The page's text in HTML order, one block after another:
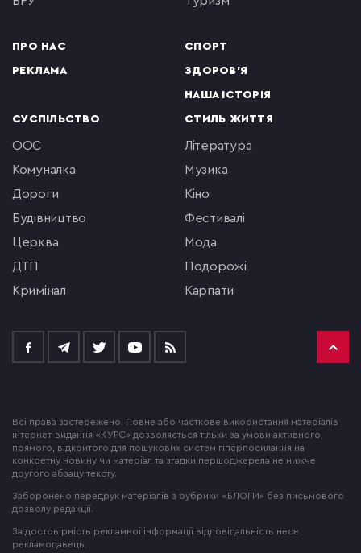
ПРО НАС
РЕКЛАМА
СПОРТ
ЗДОРОВ'Я
НАША ІСТОРІЯ
СУСПІЛЬСТВО
ООС
комуналка
Дороги
будівництво
церква
ДТП
кримінал
СТИЛЬ ЖИТТЯ
література
музика
кіно
фестивалі
мода
подорожі
Карпати
Всі права застережено. Повне або часткове використання матеріалів
інтернет-видання «КУРС» дозволяється тільки за умови активного,
прямого, відкритого для пошукових систем гіперпосилання на
конкретну новину чи матеріал та згадки першоджерела не нижче
другого абзацу тексту.
Заборонено передрук матеріалів з рубрики «БЛОГИ» без письмового
дозволу редакції.
За достовірність рекламної інформації відповідальність несе
рекламодавець.